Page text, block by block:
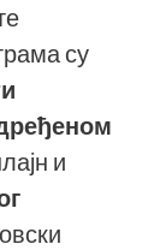
су
и